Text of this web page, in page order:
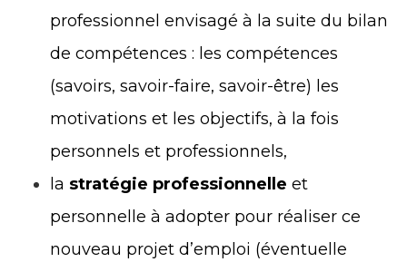
professionnel envisagé à la suite du bilan
de compétences : les compétences
(savoirs, savoir-faire, savoir-être) les
motivations et les objectifs, à la fois
personnels et professionnels,
la stratégie professionnelle et
personnelle à adopter pour réaliser ce
nouveau projet d’emploi (éventuelle